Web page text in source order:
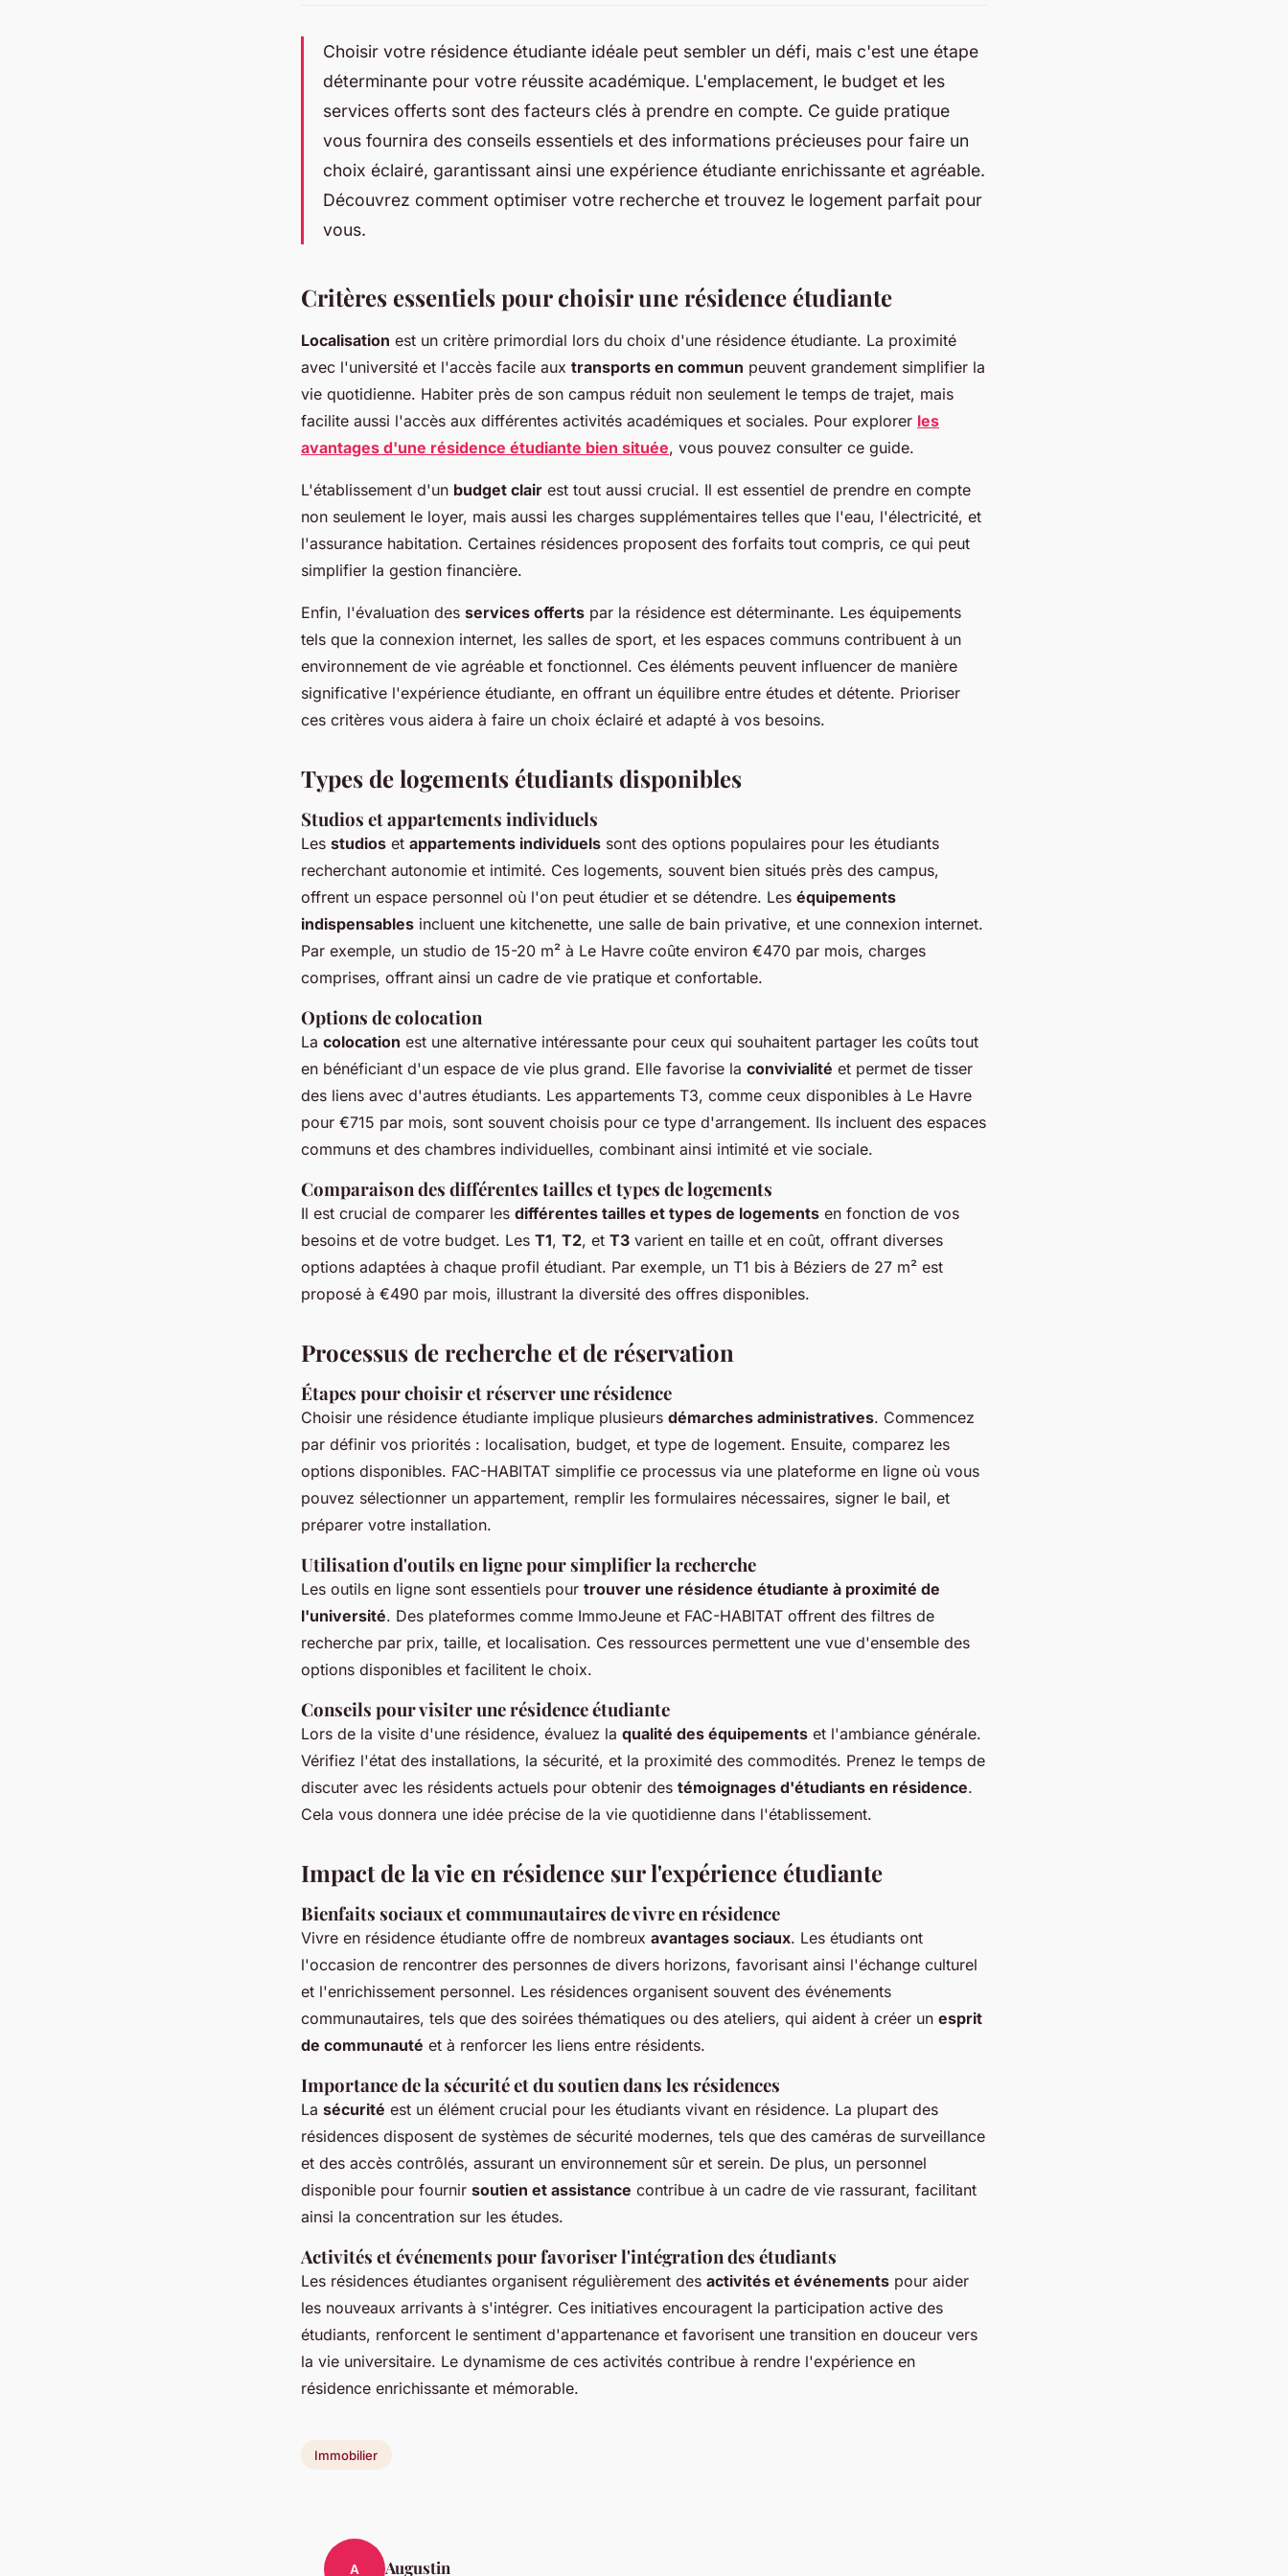
Choisir votre résidence étudiante idéale peut sembler un défi, mais c'est une étape
déterminante pour votre réussite académique. L'emplacement, le budget et les
services offerts sont des facteurs clés à prendre en compte. Ce guide pratique
vous fournira des conseils essentiels et des informations précieuses pour faire un
choix éclairé, garantissant ainsi une expérience étudiante enrichissante et agréable.
Découvrez comment optimiser votre recherche et trouvez le logement parfait pour
vous.
Critères essentiels pour choisir une résidence étudiante
Localisation est un critère primordial lors du choix d'une résidence étudiante. La proximité
avec l'université et l'accès facile aux transports en commun peuvent grandement simplifier la
vie quotidienne. Habiter près de son campus réduit non seulement le temps de trajet, mais
facilite aussi l'accès aux différentes activités académiques et sociales. Pour explorer les
avantages d'une résidence étudiante bien située, vous pouvez consulter ce guide.
L'établissement d'un budget clair est tout aussi crucial. Il est essentiel de prendre en compte
non seulement le loyer, mais aussi les charges supplémentaires telles que l'eau, l'électricité, et
l'assurance habitation. Certaines résidences proposent des forfaits tout compris, ce qui peut
simplifier la gestion financière.
Enfin, l'évaluation des services offerts par la résidence est déterminante. Les équipements
tels que la connexion internet, les salles de sport, et les espaces communs contribuent à un
environnement de vie agréable et fonctionnel. Ces éléments peuvent influencer de manière
significative l'expérience étudiante, en offrant un équilibre entre études et détente. Prioriser
ces critères vous aidera à faire un choix éclairé et adapté à vos besoins.
Types de logements étudiants disponibles
Studios et appartements individuels
Les studios et appartements individuels sont des options populaires pour les étudiants
recherchant autonomie et intimité. Ces logements, souvent bien situés près des campus,
offrent un espace personnel où l'on peut étudier et se détendre. Les équipements
indispensables incluent une kitchenette, une salle de bain privative, et une connexion internet.
Par exemple, un studio de 15-20 m² à Le Havre coûte environ €470 par mois, charges
comprises, offrant ainsi un cadre de vie pratique et confortable.
Options de colocation
La colocation est une alternative intéressante pour ceux qui souhaitent partager les coûts tout
en bénéficiant d'un espace de vie plus grand. Elle favorise la convivialité et permet de tisser
des liens avec d'autres étudiants. Les appartements T3, comme ceux disponibles à Le Havre
pour €715 par mois, sont souvent choisis pour ce type d'arrangement. Ils incluent des espaces
communs et des chambres individuelles, combinant ainsi intimité et vie sociale.
Comparaison des différentes tailles et types de logements
Il est crucial de comparer les différentes tailles et types de logements en fonction de vos
besoins et de votre budget. Les T1, T2, et T3 varient en taille et en coût, offrant diverses
options adaptées à chaque profil étudiant. Par exemple, un T1 bis à Béziers de 27 m² est
proposé à €490 par mois, illustrant la diversité des offres disponibles.
Processus de recherche et de réservation
Étapes pour choisir et réserver une résidence
Choisir une résidence étudiante implique plusieurs démarches administratives. Commencez
par définir vos priorités : localisation, budget, et type de logement. Ensuite, comparez les
options disponibles. FAC-HABITAT simplifie ce processus via une plateforme en ligne où vous
pouvez sélectionner un appartement, remplir les formulaires nécessaires, signer le bail, et
préparer votre installation.
Utilisation d'outils en ligne pour simplifier la recherche
Les outils en ligne sont essentiels pour trouver une résidence étudiante à proximité de
l'université. Des plateformes comme ImmoJeune et FAC-HABITAT offrent des filtres de
recherche par prix, taille, et localisation. Ces ressources permettent une vue d'ensemble des
options disponibles et facilitent le choix.
Conseils pour visiter une résidence étudiante
Lors de la visite d'une résidence, évaluez la qualité des équipements et l'ambiance générale.
Vérifiez l'état des installations, la sécurité, et la proximité des commodités. Prenez le temps de
discuter avec les résidents actuels pour obtenir des témoignages d'étudiants en résidence.
Cela vous donnera une idée précise de la vie quotidienne dans l'établissement.
Impact de la vie en résidence sur l'expérience étudiante
Bienfaits sociaux et communautaires de vivre en résidence
Vivre en résidence étudiante offre de nombreux avantages sociaux. Les étudiants ont
l'occasion de rencontrer des personnes de divers horizons, favorisant ainsi l'échange culturel
et l'enrichissement personnel. Les résidences organisent souvent des événements
communautaires, tels que des soirées thématiques ou des ateliers, qui aident à créer un esprit
de communauté et à renforcer les liens entre résidents.
Importance de la sécurité et du soutien dans les résidences
La sécurité est un élément crucial pour les étudiants vivant en résidence. La plupart des
résidences disposent de systèmes de sécurité modernes, tels que des caméras de surveillance
et des accès contrôlés, assurant un environnement sûr et serein. De plus, un personnel
disponible pour fournir soutien et assistance contribue à un cadre de vie rassurant, facilitant
ainsi la concentration sur les études.
Activités et événements pour favoriser l'intégration des étudiants
Les résidences étudiantes organisent régulièrement des activités et événements pour aider
les nouveaux arrivants à s'intégrer. Ces initiatives encouragent la participation active des
étudiants, renforcent le sentiment d'appartenance et favorisent une transition en douceur vers
la vie universitaire. Le dynamisme de ces activités contribue à rendre l'expérience en
résidence enrichissante et mémorable.
Immobilier
A Augustin